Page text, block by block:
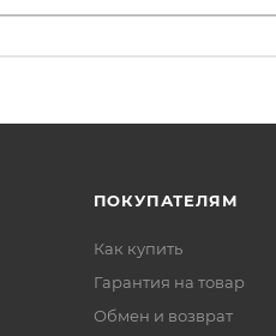
ПОКУПАТЕЛЯМ
Как купить
Гарантия на товар
Обмен и возврат